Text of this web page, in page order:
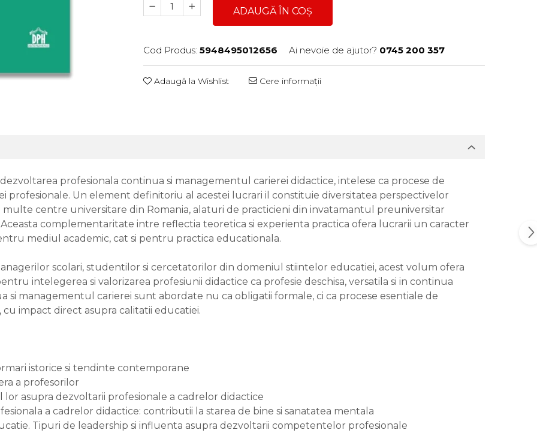
ADAUGĂ ÎN COȘ
Cod Produs: 5948495012656 Ai nevoie de ajutor? 0745 200 357
Adaugă la Wishlist Cere informații
profesionala continua si managementul carierei didactice, intelese ca procese de
profesionale. Un element definitoriu al acestei lucrari il constituie diversitatea perspectivelor
centre universitare din Romania, alaturi de practicieni din invatamantul preuniversitar
complementaritate intre reflectia teoretica si experienta practica ofera lucrarii un caracter
mediul academic, cat si pentru practica educationala.
scolari, studentilor si cercetatorilor din domeniul stiintelor educatiei, acest volum ofera
intelegerea si valorizarea profesiunii didactice ca profesie deschisa, versatila si in continua
si managementul carierei sunt abordate nu ca obligatii formale, ci ca procese esentiale de
impact direct asupra calitatii educatiei.
istorice si tendinte contemporane
a profesorilor
asupra dezvoltarii profesionale a cadrelor didactice
a cadrelor didactice: contributii la starea de bine si sanatatea mentala
Tipuri de leadership si influenta asupra dezvoltarii competentelor profesionale